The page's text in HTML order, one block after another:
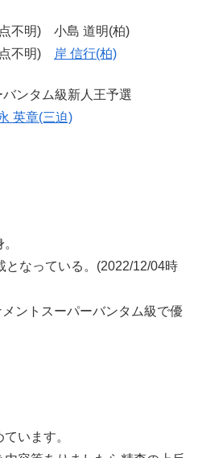
不明) 小島 道明(柏)
不明)
岸 信行(柏)
バンタム級新人王予選
英章(三迫)
となっている。(2022/12/04時
ントスーパーバンタム級で優
います。